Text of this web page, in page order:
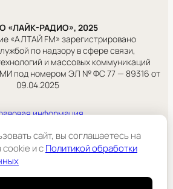
«ЛАЙК-РАДИО», 2025
«АЛТАЙ FM» зарегистрировано
по надзору в сфере связи,
и массовых коммуникаций
под номером ЭЛ № ФС 77 — 89316 от
09.04.2025
информация
«ЛАЙК-РАДИО».
Подробнее
сайт, вы соглашаетесь на
и cПолитикой обработки